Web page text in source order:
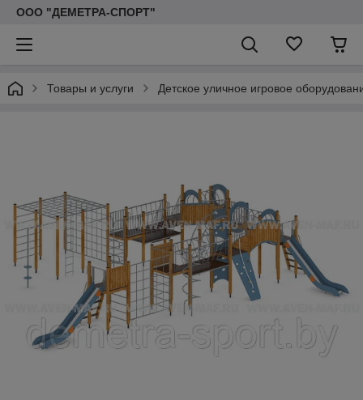
ООО "ДЕМЕТРА-СПОРТ"
Товары и услуги Детское уличное игровое